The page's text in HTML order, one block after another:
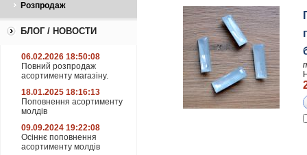
Розпродаж
БЛОГ / НОВОСТИ
06.02.2026 18:50:08
Повний розпродаж
асортименту магазіну.
18.01.2025 18:16:13
Поповнення асортименту
молдів
09.09.2024 19:22:08
Осіннє поповнення
асортименту молдів